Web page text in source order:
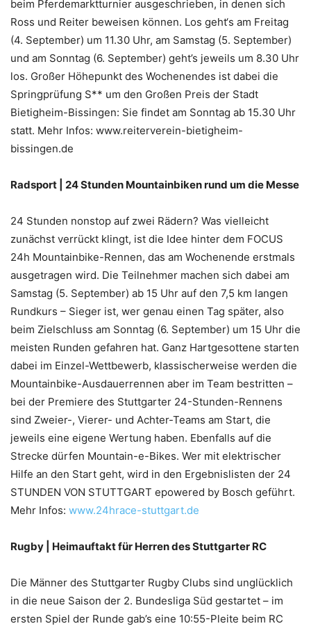
beim Pferdemarktturnier ausgeschrieben, in denen sich
Ross und Reiter beweisen können. Los geht‘s am Freitag
(4. September) um 11.30 Uhr, am Samstag (5. September)
und am Sonntag (6. September) geht’s jeweils um 8.30 Uhr
los. Großer Höhepunkt des Wochenendes ist dabei die
Springprüfung S** um den Großen Preis der Stadt
Bietigheim-Bissingen: Sie findet am Sonntag ab 15.30 Uhr
statt. Mehr Infos: www.reiterverein-bietigheim-
bissingen.de
Radsport | 24 Stunden Mountainbiken rund um die Messe
24 Stunden nonstop auf zwei Rädern? Was vielleicht
zunächst verrückt klingt, ist die Idee hinter dem FOCUS
24h Mountainbike-Rennen, das am Wochenende erstmals
ausgetragen wird. Die Teilnehmer machen sich dabei am
Samstag (5. September) ab 15 Uhr auf den 7,5 km langen
Rundkurs – Sieger ist, wer genau einen Tag später, also
beim Zielschluss am Sonntag (6. September) um 15 Uhr die
meisten Runden gefahren hat. Ganz Hartgesottene starten
dabei im Einzel-Wettbewerb, klassischerweise werden die
Mountainbike-Ausdauerrennen aber im Team bestritten –
bei der Premiere des Stuttgarter 24-Stunden-Rennens
sind Zweier-, Vierer- und Achter-Teams am Start, die
jeweils eine eigene Wertung haben. Ebenfalls auf die
Strecke dürfen Mountain-e-Bikes. Wer mit elektrischer
Hilfe an den Start geht, wird in den Ergebnislisten der 24
STUNDEN VON STUTTGART epowered by Bosch geführt.
Mehr Infos: www.24hrace-stuttgart.de
Rugby | Heimauftakt für Herren des Stuttgarter RC
Die Männer des Stuttgarter Rugby Clubs sind unglücklich
in die neue Saison der 2. Bundesliga Süd gestartet – im
ersten Spiel der Runde gab’s eine 10:55-Pleite beim RC